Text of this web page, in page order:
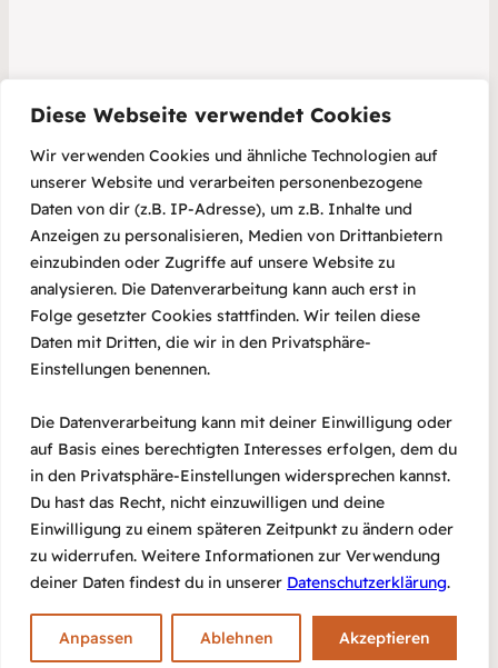
Diese Webseite verwendet Cookies
Wir verwenden Cookies und ähnliche Technologien auf
unserer Website und verarbeiten personenbezogene
Daten von dir (z.B. IP-Adresse), um z.B. Inhalte und
Anzeigen zu personalisieren, Medien von Drittanbietern
einzubinden oder Zugriffe auf unsere Website zu
analysieren. Die Datenverarbeitung kann auch erst in
Folge gesetzter Cookies stattfinden. Wir teilen diese
Daten mit Dritten, die wir in den Privatsphäre-
Einstellungen benennen.
Die Datenverarbeitung kann mit deiner Einwilligung oder
auf Basis eines berechtigten Interesses erfolgen, dem du
in den Privatsphäre-Einstellungen widersprechen kannst.
Du hast das Recht, nicht einzuwilligen und deine
Einwilligung zu einem späteren Zeitpunkt zu ändern oder
zu widerrufen. Weitere Informationen zur Verwendung
deiner Daten findest du in unserer Datenschutzerklärung.
Anpassen Ablehnen Akzeptieren
ŞUANDA – traditionelle
Musik Osteuropas und
Kleinasiens
19/02/2026
#agora
E-Mail Impressum Datenschutz